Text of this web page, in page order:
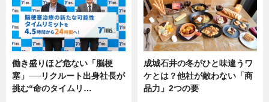
働き盛りほど危ない「脳梗
塞」──リクルート出身社長が
挑む“命のタイムリ…
成城石井の冬がひと味違うワ
ケとは？他社が敵わない「商
品力」2つの要